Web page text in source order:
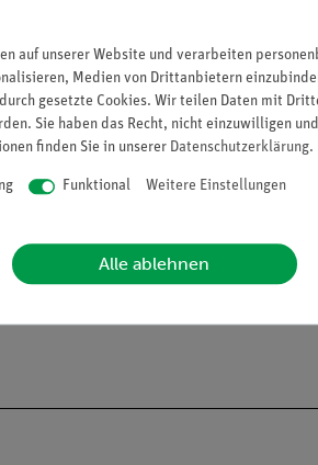
verkaufen. Lt. ChemVerbotsV
ab.
auf unserer Website und verarbeiten
Medien von Drittanbietern
gesetzte Cookies. Wir teilen Daten mit
Sie haben das Recht, nicht einzuwilligen
finden Sie in unserer Daten­schutz­erklärung.
Funktional Weitere Einstellungen
Alle ablehnen